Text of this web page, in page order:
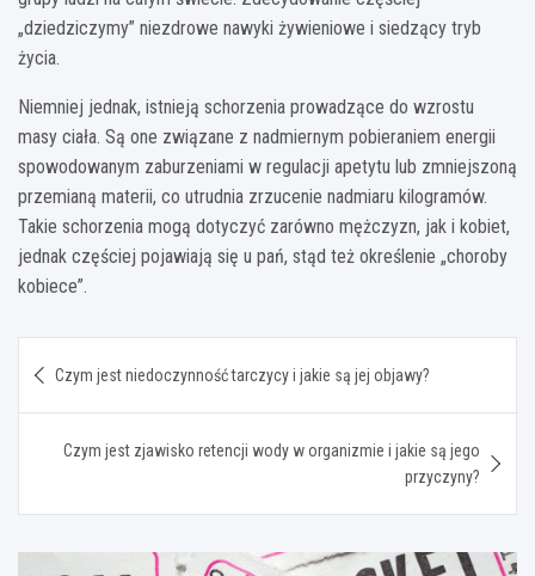
„dziedziczymy” niezdrowe nawyki żywieniowe i siedzący tryb
życia.
Niemniej jednak, istnieją schorzenia prowadzące do wzrostu
masy ciała. Są one związane z nadmiernym pobieraniem energii
spowodowanym zaburzeniami w regulacji apetytu lub zmniejszoną
przemianą materii, co utrudnia zrzucenie nadmiaru kilogramów.
Takie schorzenia mogą dotyczyć zarówno mężczyzn, jak i kobiet,
jednak częściej pojawiają się u pań, stąd też określenie „choroby
kobiece”.
wpisu
Czym jest niedoczynność tarczycy i jakie są jej objawy?
Czym jest zjawisko retencji wody w organizmie i jakie są jego
przyczyny?